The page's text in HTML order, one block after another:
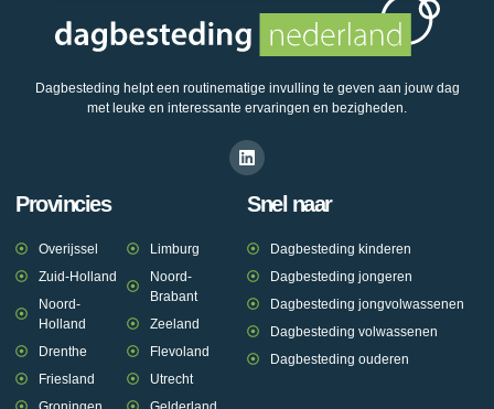
Dagbesteding helpt een routinematige invulling te geven aan jouw dag
met leuke en interessante ervaringen en bezigheden.
Provincies
Overijssel
Zuid-Holland
Noord-
Holland
Drenthe
Friesland
Limburg
Noord-
Brabant
Zeeland
Flevoland
Utrecht
Snel naar
Dagbesteding kinderen
Dagbesteding jongeren
Dagbesteding jongvolwassenen
Dagbesteding volwassenen
Dagbesteding ouderen